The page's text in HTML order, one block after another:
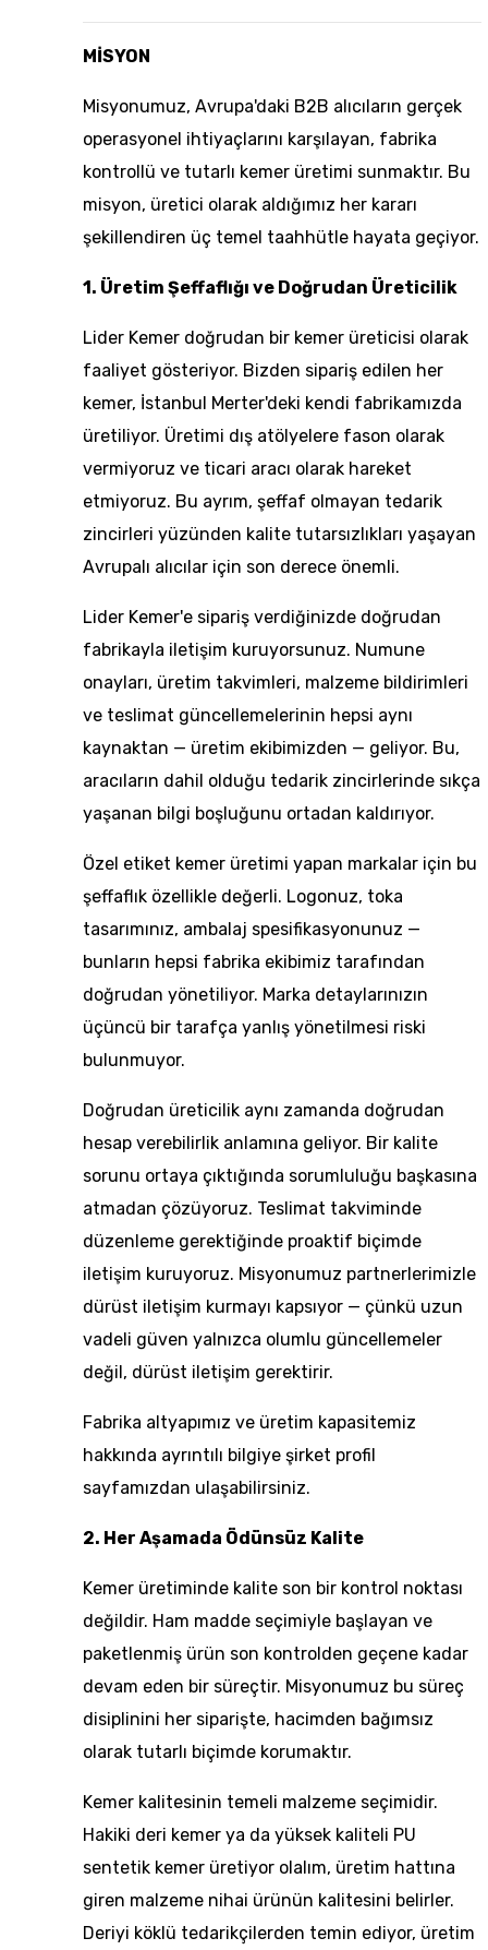
MİSYON
Misyonumuz, Avrupa'daki B2B alıcıların gerçek
operasyonel ihtiyaçlarını karşılayan, fabrika
kontrollü ve tutarlı kemer üretimi sunmaktır. Bu
misyon, üretici olarak aldığımız her kararı
şekillendiren üç temel taahhütle hayata geçiyor.
1. Üretim Şeffaflığı ve Doğrudan Üreticilik
Lider Kemer doğrudan bir kemer üreticisi olarak
faaliyet gösteriyor. Bizden sipariş edilen her
kemer, İstanbul Merter'deki kendi fabrikamızda
üretiliyor. Üretimi dış atölyelere fason olarak
vermiyoruz ve ticari aracı olarak hareket
etmiyoruz. Bu ayrım, şeffaf olmayan tedarik
zincirleri yüzünden kalite tutarsızlıkları yaşayan
Avrupalı alıcılar için son derece önemli.
Lider Kemer'e sipariş verdiğinizde doğrudan
fabrikayla iletişim kuruyorsunuz. Numune
onayları, üretim takvimleri, malzeme bildirimleri
ve teslimat güncellemelerinin hepsi aynı
kaynaktan — üretim ekibimizden — geliyor. Bu,
aracıların dahil olduğu tedarik zincirlerinde sıkça
yaşanan bilgi boşluğunu ortadan kaldırıyor.
Özel etiket kemer üretimi yapan markalar için bu
şeffaflık özellikle değerli. Logonuz, toka
tasarımınız, ambalaj spesifikasyonunuz —
bunların hepsi fabrika ekibimiz tarafından
doğrudan yönetiliyor. Marka detaylarınızın
üçüncü bir tarafça yanlış yönetilmesi riski
bulunmuyor.
Doğrudan üreticilik aynı zamanda doğrudan
hesap verebilirlik anlamına geliyor. Bir kalite
sorunu ortaya çıktığında sorumluluğu başkasına
atmadan çözüyoruz. Teslimat takviminde
düzenleme gerektiğinde proaktif biçimde
iletişim kuruyoruz. Misyonumuz partnerlerimizle
dürüst iletişim kurmayı kapsıyor — çünkü uzun
vadeli güven yalnızca olumlu güncellemeler
değil, dürüst iletişim gerektirir.
Fabrika altyapımız ve üretim kapasitemiz
hakkında ayrıntılı bilgiye şirket profil
sayfamızdan ulaşabilirsiniz.
2. Her Aşamada Ödünsüz Kalite
Kemer üretiminde kalite son bir kontrol noktası
değildir. Ham madde seçimiyle başlayan ve
paketlenmiş ürün son kontrolden geçene kadar
devam eden bir süreçtir. Misyonumuz bu süreç
disiplinini her siparişte, hacimden bağımsız
olarak tutarlı biçimde korumaktır.
Kemer kalitesinin temeli malzeme seçimidir.
Hakiki deri kemer ya da yüksek kaliteli PU
sentetik kemer üretiyor olalım, üretim hattına
giren malzeme nihai ürünün kalitesini belirler.
Deriyi köklü tedarikçilerden temin ediyor, üretim